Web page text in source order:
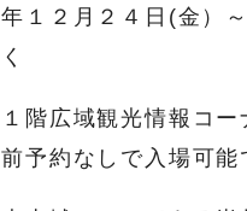
２月２４日(金）～
域観光情報コー
予約なしで入場可能